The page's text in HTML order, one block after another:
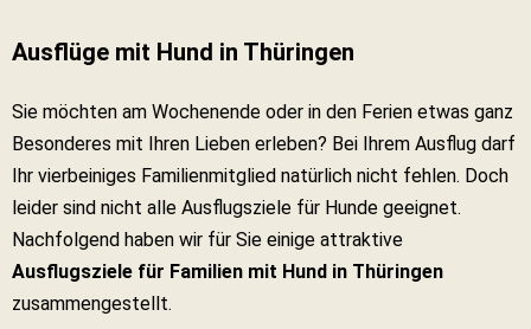
Ausflüge mit Hund in Thüringen
Sie möchten am Wochenende oder in den Ferien etwas ganz
Besonderes mit Ihren Lieben erleben? Bei Ihrem Ausflug darf
Ihr vierbeiniges Familienmitglied natürlich nicht fehlen. Doch
leider sind nicht alle Ausflugsziele für Hunde geeignet.
Nachfolgend haben wir für Sie einige attraktive
Ausflugsziele für Familien mit Hund in Thüringen
zusammengestellt.